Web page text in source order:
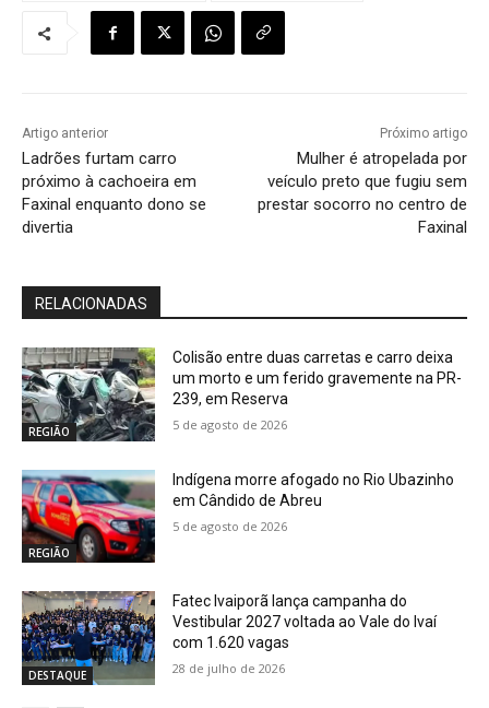
Artigo anterior
Ladrões furtam carro
próximo à cachoeira em
Faxinal enquanto dono se
divertia
Próximo artigo
Mulher é atropelada por
veículo preto que fugiu sem
prestar socorro no centro de
Faxinal
RELACIONADAS
REGIÃO
Colisão entre duas carretas e carro deixa
um morto e um ferido gravemente na PR-
239, em Reserva
5 de agosto de 2026
REGIÃO
Indígena morre afogado no Rio Ubazinho
em Cândido de Abreu
5 de agosto de 2026
DESTAQUE
Fatec Ivaiporã lança campanha do
Vestibular 2027 voltada ao Vale do Ivaí
com 1.620 vagas
28 de julho de 2026